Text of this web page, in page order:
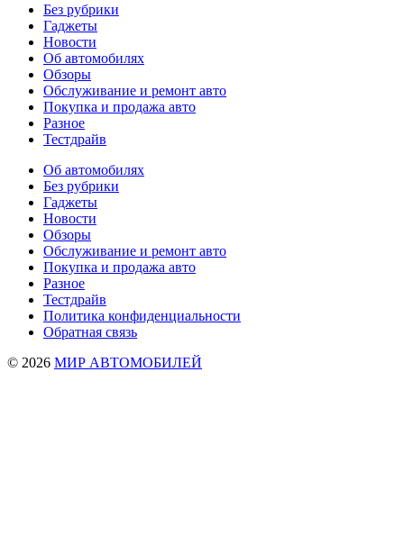
Без рубрики
Гаджеты
Новости
Об автомобилях
Обзоры
Обслуживание и ремонт авто
Покупка и продажа авто
Разное
Тестдрайв
Об автомобилях
Без рубрики
Гаджеты
Новости
Обзоры
Обслуживание и ремонт авто
Покупка и продажа авто
Разное
Тестдрайв
Политика конфиденциальности
Обратная связь
© 2026 МИР АВТОМОБИЛЕЙ